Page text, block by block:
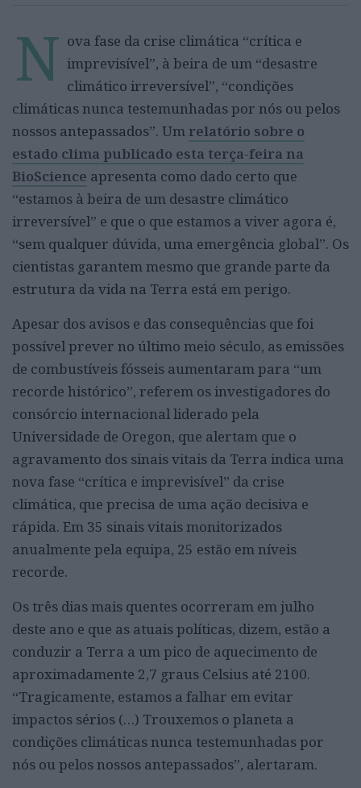
N ova fase da crise climática “crítica e
imprevisível”, à beira de um “desastre
climático irreversível”, “condições
climáticas nunca testemunhadas por nós ou pelos
nossos antepassados”. Um relatório sobre o
estado clima publicado esta terça-feira na
BioScience apresenta como dado certo que
“estamos à beira de um desastre climático
irreversível” e que o que estamos a viver agora é,
“sem qualquer dúvida, uma emergência global”. Os
cientistas garantem mesmo que grande parte da
estrutura da vida na Terra está em perigo.
Apesar dos avisos e das consequências que foi
possível prever no último meio século, as emissões
de combustíveis fósseis aumentaram para “um
recorde histórico”, referem os investigadores do
consórcio internacional liderado pela
Universidade de Oregon, que alertam que o
agravamento dos sinais vitais da Terra indica uma
nova fase “crítica e imprevisível” da crise
climática, que precisa de uma ação decisiva e
rápida. Em 35 sinais vitais monitorizados
anualmente pela equipa, 25 estão em níveis
recorde.
Os três dias mais quentes ocorreram em julho
deste ano e que as atuais políticas, dizem, estão a
conduzir a Terra a um pico de aquecimento de
aproximadamente 2,7 graus Celsius até 2100.
“Tragicamente, estamos a falhar em evitar
impactos sérios (…) Trouxemos o planeta a
condições climáticas nunca testemunhadas por
nós ou pelos nossos antepassados”, alertaram.